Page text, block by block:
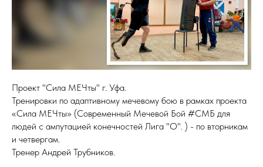
Проект "Сила МЕЧты" г. Уфа.
Тренировки по адаптивному мечевому бою в рамках проекта
«Сила МЕЧты» (Современный Мечевой Бой #СМБ для
людей с ампутацией конечностей Лига "О". ) - по вторникам
и четвергам.
Тренер Андрей Трубников.